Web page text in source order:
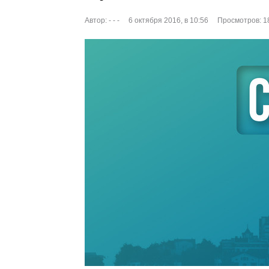
Автор: - - - 6 октября 2016, в 10:56 Просмотров: